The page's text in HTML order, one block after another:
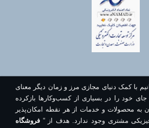
با کمک دنیای مجازی مرز و زمان دیگر معنای
جای خود را در بسیاری از کسب‌وکارها بازکرده
محصولات و خدمات از هر نقطه امکان‌پذیر
مشتری وجود ندارد. هدف از “ فروشگاه